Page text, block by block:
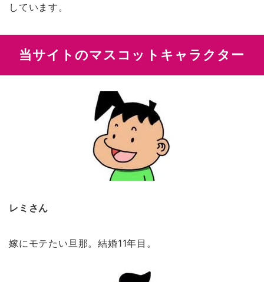
しています。
当サイトのマスコットキャラクター
レミさん
嫁にモテたい旦那。結婚11年目。